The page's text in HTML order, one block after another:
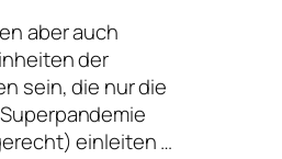
aber auch
der
sein, die nur die
einleiten …